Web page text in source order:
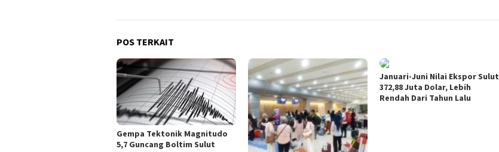
POS TERKAIT
Gempa Tektonik Magnitudo
5,7 Guncang Boltim Sulut
Januari-Juni Nilai Ekspor Sulut
372,88 Juta Dolar, Lebih
Rendah Dari Tahun Lalu